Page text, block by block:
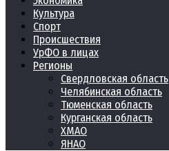
Культура
Спорт
Происшествия
УрФО в лицах
Регионы
Свердловская область
Челябинская область
Тюменская область
Курганская область
ХМАО
ЯНАО